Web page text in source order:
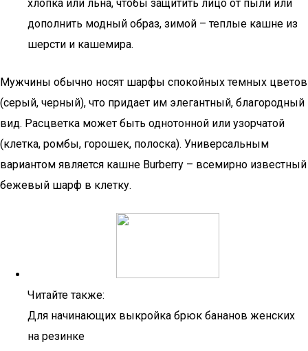
хлопка или льна, чтобы защитить лицо от пыли или
дополнить модный образ, зимой – теплые кашне из
шерсти и кашемира.
Мужчины обычно носят шарфы спокойных темных цветов
(серый, черный), что придает им элегантный, благородный
вид. Расцветка может быть однотонной или узорчатой
(клетка, ромбы, горошек, полоска). Универсальным
вариантом является кашне Burberry – всемирно известный
бежевый шарф в клетку.
Читайте также:
Для начинающих выкройка брюк бананов женских
на резинке